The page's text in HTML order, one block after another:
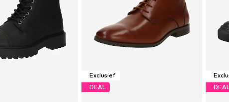
Exclusief
DEAL